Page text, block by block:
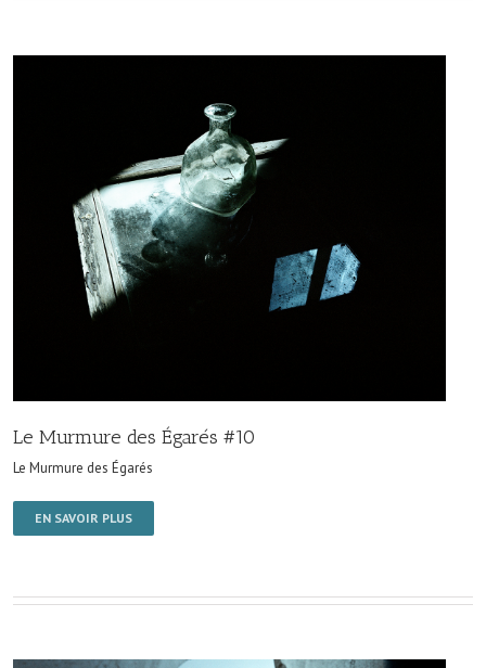
Le Murmure des Égarés #10
Le Murmure des Égarés
EN SAVOIR PLUS